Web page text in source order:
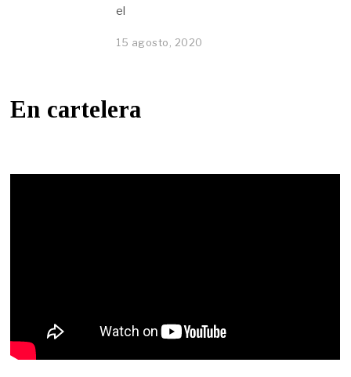
el
15 agosto, 2020
En cartelera